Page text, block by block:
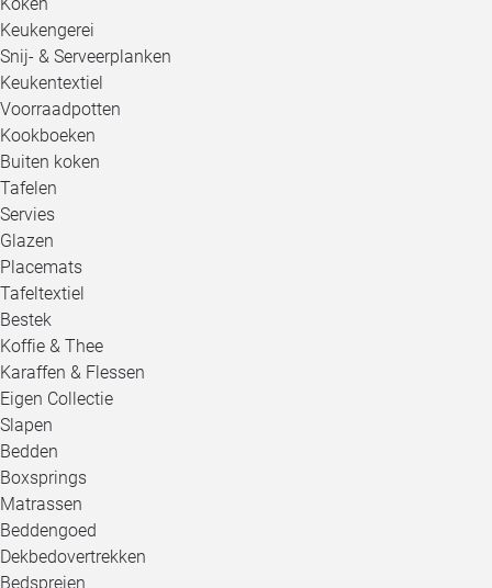
Keukengerei
Snij- & Serveerplanken
Keukentextiel
Voorraadpotten
Kookboeken
Buiten koken
Tafelen
Servies
Glazen
Placemats
Tafeltextiel
Bestek
Koffie & Thee
Karaffen & Flessen
Eigen Collectie
Slapen
Bedden
Boxsprings
Matrassen
Beddengoed
Dekbedovertrekken
Bedspreien